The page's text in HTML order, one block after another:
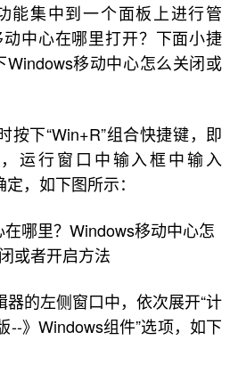
能集中到一个面板上进行管
中心在哪里打开？下面小捷
Windows移动中心怎么关闭或
按下“Win+R”组合快捷键，即
运行窗口中输入框中输入
，如下图所示：
的左侧窗口中，依次展开“计
--》Windows组件”选项，如下